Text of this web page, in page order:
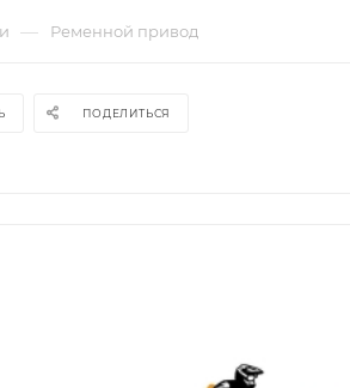
— Ременной привод
ПОДЕЛИТЬСЯ